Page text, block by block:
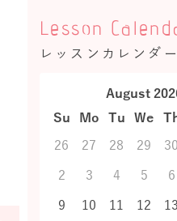
Lesson
レッスンカレンダー
August
Su
Mo Tu We
26
27 28 29 30
2
3 4 5 6
9
10 11 12 13